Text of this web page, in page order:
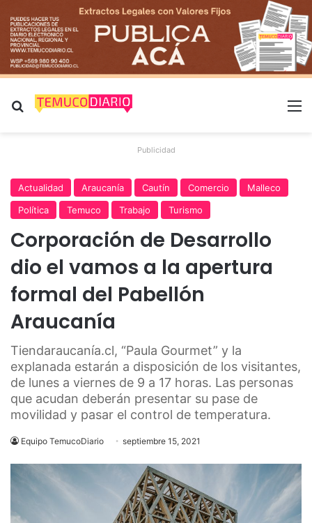
Buscar por
Publicidad
Actualidad Araucanía Cautín Comercio
Malleco
Política
Temuco Trabajo Turismo
Corporación de Desarrollo
dio el vamos a la apertura
formal del Pabellón
Araucanía
Tiendaraucanía.cl, “Paula Gourmet” y la
explanada estarán a disposición de los visitantes,
de lunes a viernes de 9 a 17 horas. Las personas
que acudan deberán presentar su pase de
movilidad y pasar el control de temperatura.
Equipo TemucoDiario septiembre 15, 2021